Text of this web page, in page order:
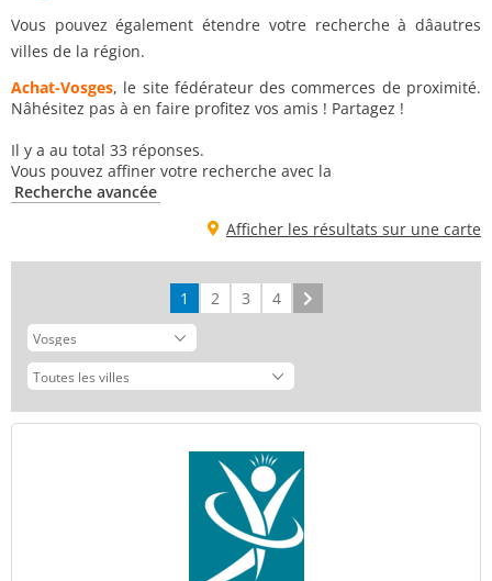
Vous pouvez également étendre votre recherche à dâautres
villes de la région.
Achat-Vosges, le site fédérateur des commerces de proximité.
Nâhésitez pas à en faire profitez vos amis ! Partagez !
Il y a au total 33 réponses.
Vous pouvez affiner votre recherche avec la
Recherche avancée
Afficher les résultats sur une carte
1 2 3 4